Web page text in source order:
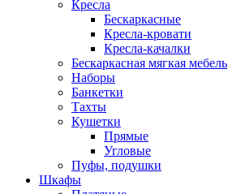
Кресла
Бескаркасные
Кресла-кровати
Кресла-качалки
Бескаркасная мягкая мебель
Наборы
Банкетки
Тахты
Кушетки
Прямые
Угловые
Пуфы, подушки
Шкафы